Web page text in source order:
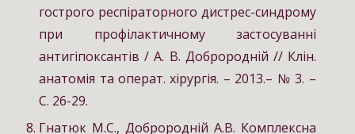
гострого респіраторного дистрес-синдрому
при профілактичному застосуванні
антигіпоксантів / А. В. Доброродній // Клін.
анатомія та операт. хірургія. – 2013.– № 3. –
С. 26-29.
Гнатюк М.С., Доброродній А.В. Комплексна